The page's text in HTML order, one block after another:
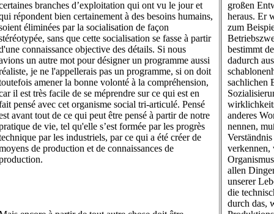
branches d’exploitation qui ont vu le jour et
répondent bien certainement à des besoins humains,
éliminées par la socialisation de façon
sans que cette socialisation se fasse à partir
connaissance objective des détails. Si nous
un autre mot pour désigner un programme aussi
je ne l'appellerais pas un programme, si on doit
amener la bonne volonté à la compréhension,
il est très facile de se méprendre sur ce qui est en
pensé avec cet organisme social tri-articulé. Pensé
avant tout de ce qui peut être pensé à partir de notre
de vie, tel qu'elle s’est formée par les progrès
par les industriels, par ce qui a été créer de
de production et de connaissances de
großen
heraus. Er
zum
bestimmt
dadurch
sachlichen
anderes
nennen,
verkennen,
allen
unserer
die
durch das,